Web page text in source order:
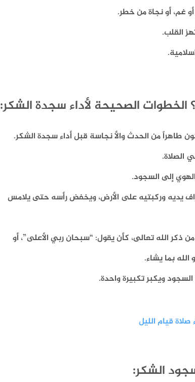
غم، أو نجاة من خطر.
القلب.
الصحيحة لأداء سجدة الشكر:
طاهراً من الحدث والأ نجاسة قبل أداء سجدة الشكر.
الصلاة.
إلى السجود.
يديه وركبتيه على الأرض، ويخفض رأسه حتى يلامس
الله تعالى، كأن يقول: “سبحان ربي الأعلى”، أو
الله بما يشاء.
ويكبر تكبيرة واحدة.
صلاة قيام الليل
الشكر: